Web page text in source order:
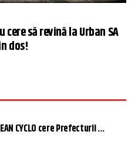
să revină la Urban SA
dos!
CYCLO cere Prefecturii ...